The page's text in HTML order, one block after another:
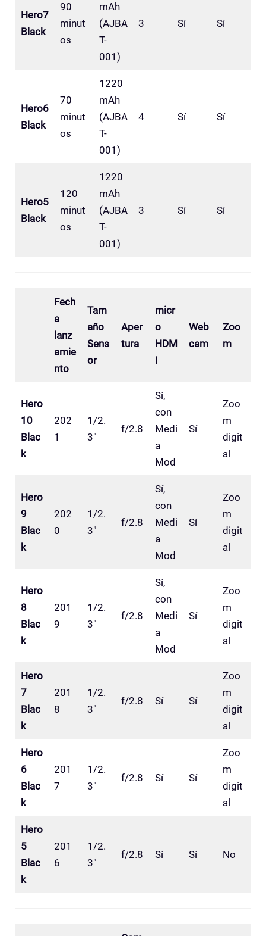
Hero7
Black
90
minut
os
mAh
(AJBA
T-
001)
3 Sí Sí
Hero6
Black
70
minut
os
1220
mAh
(AJBA
T-
001)
4 Sí Sí
Hero5
Black
120
minut
os
1220
mAh
(AJBA
T-
001)
3 Sí Sí
Fech
a
lanz
amie
nto
Tam
año
Sens
or
Aper
tura
micr
o
HDM
I
Web
cam
Zoo
m
Hero
10
Blac
k
202
1
1/2.
3″
f/2.8
Sí,
con
Medi
a
Mod
Sí
Zoo
m
digit
al
Hero
9
Blac
k
202
0
1/2.
3″
f/2.8
Sí,
con
Medi
a
Mod
Sí
Zoo
m
digit
al
Hero
8
Blac
k
201
9
1/2.
3″
f/2.8
Sí,
con
Medi
a
Mod
Sí
Zoo
m
digit
al
Hero
7
Blac
k
201
8
1/2.
3″
f/2.8 Sí Sí
Zoo
m
digit
al
Hero
6
Blac
k
201
7
1/2.
3″
f/2.8 Sí Sí
Zoo
m
digit
al
Hero
5
Blac
k
201
6
1/2.
3″
f/2.8 Sí Sí No